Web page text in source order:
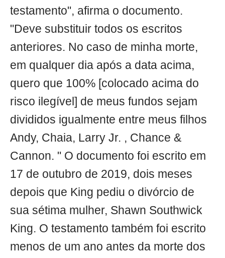
testamento", afirma o documento.
"Deve substituir todos os escritos
anteriores. No caso de minha morte,
em qualquer dia após a data acima,
quero que 100% [colocado acima do
risco ilegível] de meus fundos sejam
divididos igualmente entre meus filhos
Andy, Chaia, Larry Jr. , Chance &
Cannon. " O documento foi escrito em
17 de outubro de 2019, dois meses
depois que King pediu o divórcio de
sua sétima mulher, Shawn Southwick
King. O testamento também foi escrito
menos de um ano antes da morte dos